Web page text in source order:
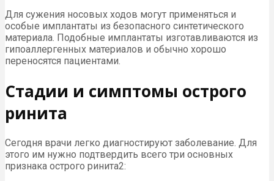
Для сужения носовых ходов могут применяться и
особые имплантаты из безопасного синтетического
материала. Подобные имплантаты изготавливаются из
гипоаллергенных материалов и обычно хорошо
переносятся пациентами.
Стадии и симптомы острого
ринита
Сегодня врачи легко диагностируют заболевание. Для
этого им нужно подтвердить всего три основных
признака острого ринита2: